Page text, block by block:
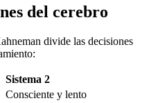
del cerebro
divide las decisiones
Sistema 2
Consciente y lento